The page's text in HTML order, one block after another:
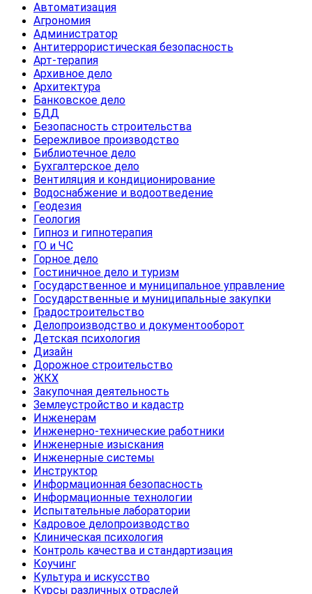
Автоматизация
Агрономия
Администратор
Антитеррористическая безопасность
Арт-терапия
Архивное дело
Архитектура
Банковское дело
БДД
Безопасность строительства
Бережливое производство
Библиотечное дело
Бухгалтерское дело
Вентиляция и кондиционирование
Водоснабжение и водоотведение
Геодезия
Геология
Гипноз и гипнотерапия
ГО и ЧС
Горное дело
Гостиничное дело и туризм
Государственное и муниципальное управление
Государственные и муниципальные закупки
Градостроительство
Делопроизводство и документооборот
Детская психология
Дизайн
Дорожное строительство
ЖКХ
Закупочная деятельность
Землеустройство и кадастр
Инженерам
Инженерно-технические работники
Инженерные изыскания
Инженерные системы
Инструктор
Информационная безопасность
Информационные технологии
Испытательные лаборатории
Кадровое делопроизводство
Клиническая психология
Контроль качества и стандартизация
Коучинг
Культура и искусство
Курсы различных отраслей